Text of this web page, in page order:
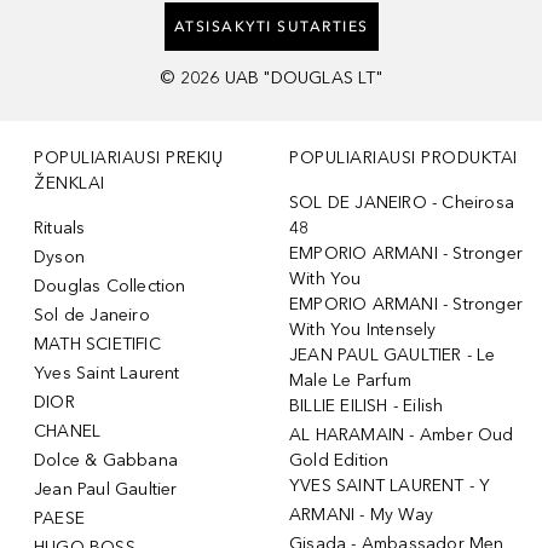
ATSISAKYTI SUTARTIES
© 2026 UAB "DOUGLAS LT"
POPULIARIAUSI PREKIŲ
ŽENKLAI
Rituals
Dyson
Douglas Collection
Sol de Janeiro
MATH SCIETIFIC
Yves Saint Laurent
DIOR
CHANEL
Dolce & Gabbana
Jean Paul Gaultier
PAESE
POPULIARIAUSI PRODUKTAI
SOL DE JANEIRO - Cheirosa
48
EMPORIO ARMANI - Stronger
With You
EMPORIO ARMANI - Stronger
With You Intensely
JEAN PAUL GAULTIER - Le
Male Le Parfum
BILLIE EILISH - Eilish
AL HARAMAIN - Amber Oud
Gold Edition
YVES SAINT LAURENT - Y
ARMANI - My Way
Gisada - Ambassador Men